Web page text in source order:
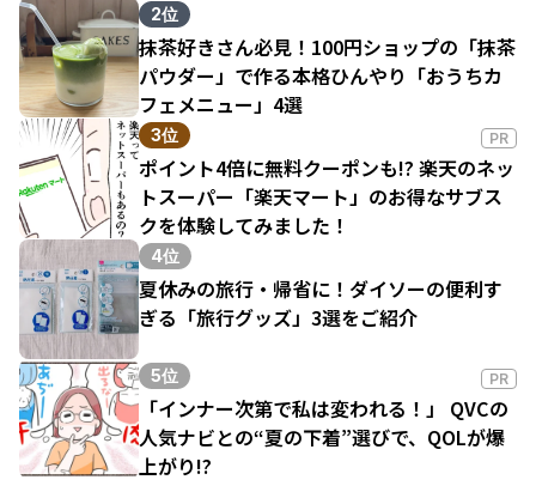
2位
抹茶好きさん必見！100円ショップの「抹茶
パウダー」で作る本格ひんやり「おうちカ
フェメニュー」4選
3位 PR
ポイント4倍に無料クーポンも!? 楽天のネッ
トスーパー「楽天マート」のお得なサブス
クを体験してみました！
4位
夏休みの旅行・帰省に！ダイソーの便利す
ぎる「旅行グッズ」3選をご紹介
5位 PR
「インナー次第で私は変われる！」 QVCの
人気ナビとの“夏の下着”選びで、QOLが爆
上がり!?